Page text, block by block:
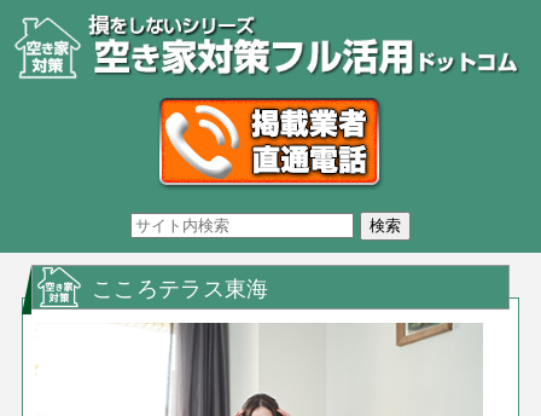
こころテラス東海